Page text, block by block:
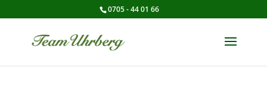
0705 - 44 01 66